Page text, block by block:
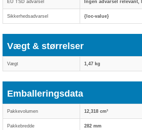
EU TSD advarsel Ingen advarsel
Sikkerhedsadvarsel {loc-value}
Vægt & størrelser
Vægt 1,47 kg
Emballeringsdata
Pakkevolumen 12,318 cm³
Pakkebredde 282 mm